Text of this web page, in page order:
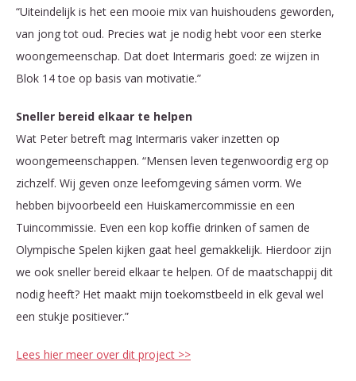
“Uiteindelijk is het een mooie mix van huishoudens geworden,
van jong tot oud. Precies wat je nodig hebt voor een sterke
woongemeenschap. Dat doet Intermaris goed: ze wijzen in
Blok 14 toe op basis van motivatie.”
Sneller bereid elkaar te helpen
Wat Peter betreft mag Intermaris vaker inzetten op
woongemeenschappen. “Mensen leven tegenwoordig erg op
zichzelf. Wij geven onze leefomgeving sámen vorm. We
hebben bijvoorbeeld een Huiskamercommissie en een
Tuincommissie. Even een kop koffie drinken of samen de
Olympische Spelen kijken gaat heel gemakkelijk. Hierdoor zijn
we ook sneller bereid elkaar te helpen. Of de maatschappij dit
nodig heeft? Het maakt mijn toekomstbeeld in elk geval wel
een stukje positiever.”
Lees hier meer over dit project >>